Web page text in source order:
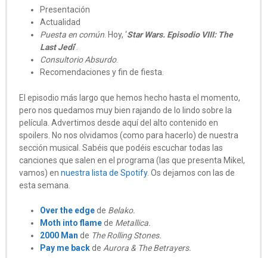
Presentación
Actualidad
Puesta en común. Hoy, ‘Star Wars. Episodio VIII: The
Last Jedi‘.
Consultorio Absurdo.
Recomendaciones y fin de fiesta.
El episodio más largo que hemos hecho hasta el momento,
pero nos quedamos muy bien rajando de lo lindo sobre la
película. Advertimos desde aquí del alto contenido en
spoilers. No nos olvidamos (como para hacerlo) de nuestra
sección musical. Sabéis que podéis escuchar todas las
canciones que salen en el programa (las que presenta Mikel,
vamos) en nuestra lista de Spotify. Os dejamos con las de
esta semana.
Over the edgede Belako.
Moth into flamede Metallica.
2000 Man de The Rolling Stones.
Pay me backde Aurora & The Betrayers.